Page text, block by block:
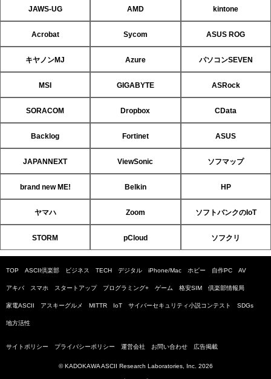
JAWS-UG AMD kintone
Acrobat Sycom ASUS ROG
キヤノンMJ Azure パソコンSEVEN
MSI GIGABYTE ASRock
SORACOM Dropbox CData
Backlog Fortinet ASUS
JAPANNEXT ViewSonic ソフマップ
brand new ME! Belkin HP
ヤマハ Zoom ソフトバンクのIoT
STORM pCloud ソフクリ
TOP ASCII倶楽部 ビジネス TECH デジタル iPhone/Mac ホビー 自作PC AV
アキバ スマホ スタートアップ プログラミング+ ゲーム 格安SIM 倶楽部情報局
家電ASCII アスキーグルメ MITTR IoT サイバーセキュリティ小説コンテスト SDGs
地方活性
サイトポリシー プライバシーポリシー 運営会社 お問い合わせ 広告掲載
© KADOKAWA ASCII Research Laboratories, Inc. 2026